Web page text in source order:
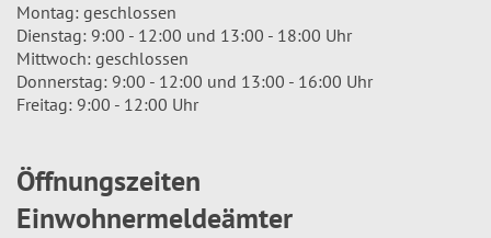
Montag: geschlossen
Dienstag: 9:00 - 12:00 und 13:00 - 18:00 Uhr
Mittwoch: geschlossen
Donnerstag: 9:00 - 12:00 und 13:00 - 16:00 Uhr
Freitag: 9:00 - 12:00 Uhr
Öffnungszeiten
Einwohnermeldeämter